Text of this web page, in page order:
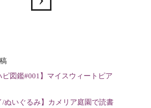
ピ図鑑#001】マイスウィートピア
/ぬいぐるみ】カメリア庭園で読書